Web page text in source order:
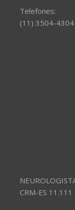
Telefones:
(11) 3504-4304
CRM-ES 11.111